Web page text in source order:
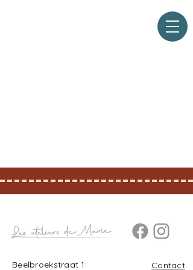
Beelbroekstraat 1 Contact